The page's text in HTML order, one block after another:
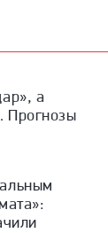
а
Прогнозы